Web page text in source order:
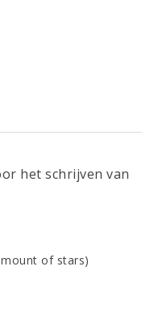
het schrijven van
of stars)